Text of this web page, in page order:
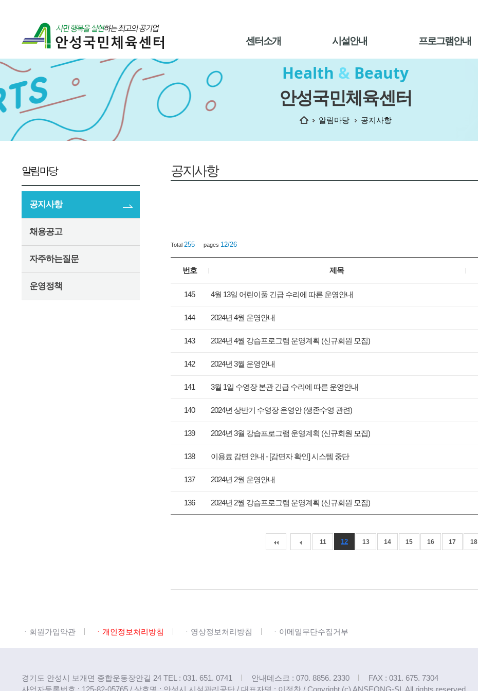
센터소개 시설안내 프로그램안내
Health & Beauty
안성국민체육센터
홈 알림마당 공지사항
알림마당
공지사항
채용공고
자주하는질문
운영정책
공지사항
Total 255 pages 12/26
번호 제목
145 4월 13일 어린이풀 긴급 수리에 따른 운영안내
144 2024년 4월 운영안내
143 2024년 4월 강습프로그램 운영계획 (신규회원 모집)
142 2024년 3월 운영안내
141 3월 1일 수영장 본관 긴급 수리에 따른 운영안내
140 2024년 상반기 수영장 운영안 (생존수영 관련)
139 2024년 3월 강습프로그램 운영계획 (신규회원 모집)
138 이용료 감면 안내 - [감면자 확인] 시스템 중단
137 2024년 2월 운영안내
136 2024년 2월 강습프로그램 운영계획 (신규회원 모집)
11 12 13 14 15 16 17 18
ㆍ회원가입약관 ㆍ개인정보처리방침 ㆍ영상정보처리방침 ㆍ이메일무단수집거부
경기도 안성시 보개면 종합운동장안길 24 TEL : 031. 651. 0741 안내데스크 : 070. 8856. 2330
FAX : 031. 675. 7304